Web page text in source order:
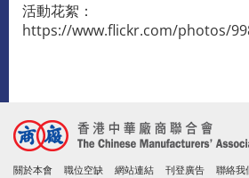
活動花絮：
https://www.flickr.com/photos/
關於本會 職位空缺 網站連結 刊登廣告 聯絡我